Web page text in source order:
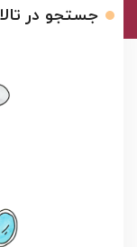
جستجو در